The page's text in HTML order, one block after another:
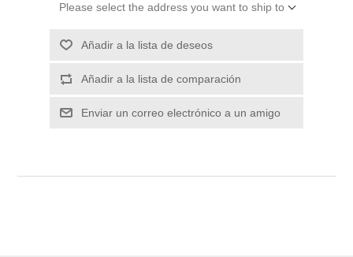
Please select the address you want to ship to